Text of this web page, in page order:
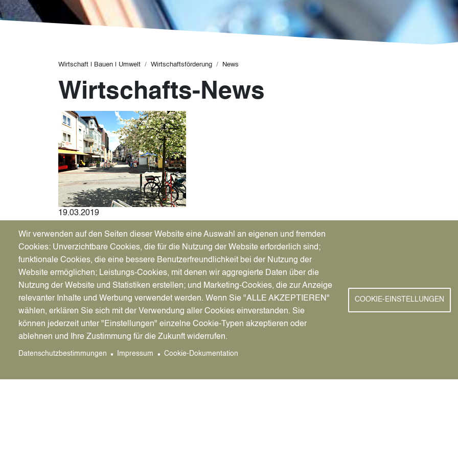
Pfadnavigation
Wirtschaft | Bauen | Umwelt Wirtschaftsförderung News
Wirtschafts-News
19.03.2019
Erdgeschoss-Ladenmieten in der
Innenstadt
19.3.2019 - Der Gutachterausschuss für Grundstückswerte im Kreis Recklinghausen, auch zuständig für das
über Innenstadtlagen, Passantenfrequenzen und Erdgeschoss-Ladenmieten in der Dattelner Innenstadt
Wirtschaftsförderung Datteln.
Diese Daten erhöhen die Markttransparenz und können von Mietern und Vermietern als Orientierungswerte
Fragebögen beträgt fast 60 Prozent.
Zu den Untersuchungsergebnissen(950 kB)
Wir verwenden auf den Seiten dieser Website eine Auswahl an eigenen und fremden
Cookies: Unverzichtbare Cookies, die für die Nutzung der Website erforderlich sind;
funktionale Cookies, die eine bessere Benutzerfreundlichkeit bei der Nutzung der
Website ermöglichen; Leistungs-Cookies, mit denen wir aggregierte Daten über die
Nutzung der Website und Statistiken erstellen; und Marketing-Cookies, die zur Anzeige
relevanter Inhalte und Werbung verwendet werden. Wenn Sie "ALLE AKZEPTIEREN"
wählen, erklären Sie sich mit der Verwendung aller Cookies einverstanden. Sie
können jederzeit unter "Einstellungen" einzelne Cookie-Typen akzeptieren oder
ablehnen und Ihre Zustimmung für die Zukunft widerrufen.
Datenschutzbestimmungen Impressum Cookie-Dokumentation
COOKIE-EINSTELLUNGEN